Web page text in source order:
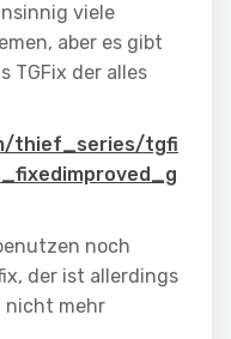
viele
aber es gibt
TGFix der alles
thief_series/tgfi
noch
der ist allerdings
nicht mehr